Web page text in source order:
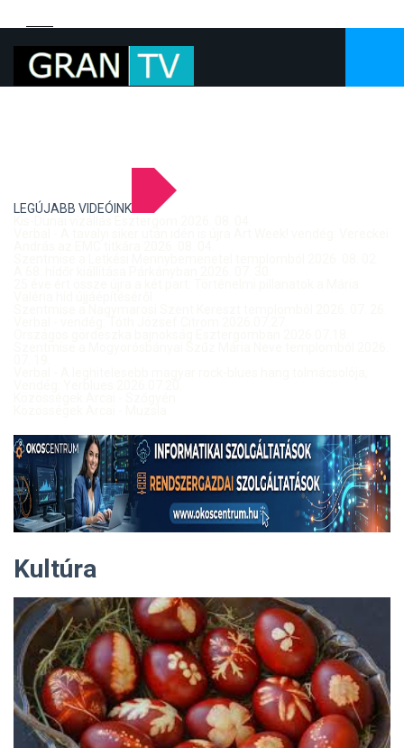
LEGÚJABB VIDEÓINK
Kultúra